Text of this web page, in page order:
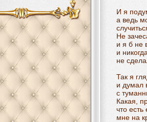
И я
а ведь
Не
и я б не
и
не
Так я
и думал
с
Какая,
что есть
мне на